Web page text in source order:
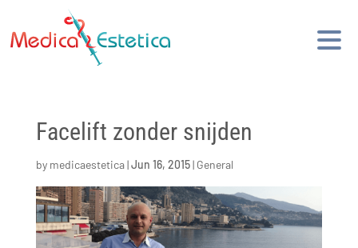
Facelift zonder snijden
by medicaestetica|Jun 16, 2015| General